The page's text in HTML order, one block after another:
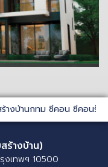
างบ้านกทม ซีคอน ซีคอนรั
ร้างบ้าน)
งเทพฯ 10500